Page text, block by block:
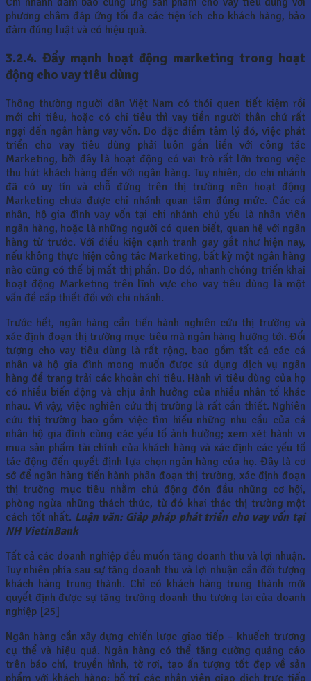
phương châm đáp ứng tối đa các tiện ích cho khách hàng, bảo
đảm đúng luật và có hiệu quả.
3.2.4. Đẩy mạnh hoạt động marketing trong hoạt
động cho vay tiêu dùng
Thông thường người dân Việt Nam có thói quen tiết kiệm rồi
mới chi tiêu, hoặc có chi tiêu thì vay tiền người thân chứ rất
ngại đến ngân hàng vay vốn. Do đặc điểm tâm lý đó, việc phát
triển cho vay tiêu dùng phải luôn gắn liền với công tác
Marketing, bởi đây là hoạt động có vai trò rất lớn trong việc
thu hút khách hàng đến với ngân hàng. Tuy nhiên, do chi nhánh
đã có uy tín và chỗ đứng trên thị trường nên hoạt động
Marketing chưa được chi nhánh quan tâm đúng mức. Các cá
nhân, hộ gia đình vay vốn tại chi nhánh chủ yếu là nhân viên
ngân hàng, hoặc là những người có quen biết, quan hệ với ngân
hàng từ trước. Với điều kiện cạnh tranh gay gắt như hiện nay,
nếu không thực hiện công tác Marketing, bất kỳ một ngân hàng
nào cũng có thể bị mất thị phần. Do đó, nhanh chóng triển khai
hoạt động Marketing trên lĩnh vực cho vay tiêu dùng là một
vấn đề cấp thiết đối với chi nhánh.
Trước hết, ngân hàng cần tiến hành nghiên cứu thị trường và
xác định đoạn thị trường mục tiêu mà ngân hàng hướng tới. Đối
tượng cho vay tiêu dùng là rất rộng, bao gồm tất cả các cá
nhân và hộ gia đình mong muốn được sử dụng dịch vụ ngân
hàng để trang trải các khoản chi tiêu. Hành vi tiêu dùng của họ
có nhiều biến động và chịu ảnh hưởng của nhiều nhân tố khác
nhau. Vì vậy, việc nghiên cứu thị trường là rất cần thiết. Nghiên
cứu thị trường bao gồm việc tìm hiểu những nhu cầu của cá
nhân hộ gia đình cùng các yếu tố ảnh hưởng; xem xét hành vi
mua sản phẩm tài chính của khách hàng và xác định các yếu tố
tác động đến quyết định lựa chọn ngân hàng của họ. Đây là cơ
sở để ngân hàng tiến hành phân đoạn thị trường, xác định đoạn
thị trường mục tiêu nhằm chủ động đón đầu những cơ hội,
phòng ngừa những thách thức, từ đó khai thác thị trường một
cách tốt nhất. Luận văn: Giảp pháp phát triển cho vay vốn tại
NH VietinBank
Tất cả các doanh nghiệp đều muốn tăng doanh thu và lợi nhuận.
Tuy nhiên phía sau sự tăng doanh thu và lợi nhuận cần đối tượng
khách hàng trung thành. Chỉ có khách hàng trung thành mới
quyết định được sự tăng trưởng doanh thu tương lai của doanh
nghiệp [25]
Ngân hàng cần xây dựng chiến lược giao tiếp – khuếch trương
cụ thể và hiệu quả. Ngân hàng có thể tăng cường quảng cáo
trên báo chí, truyền hình, tờ rơi, tạo ấn tượng tốt đẹp về sản
phẩm với khách hàng; bố trí các nhân viên giao dịch trực tiếp